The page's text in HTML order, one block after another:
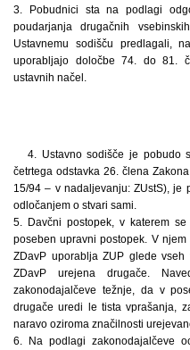
3. Pobudnici sta na podlagi
poudarjanja drugačnih
Ustavnemu sodišču predlagali,
uporabljajo določbe 74. do 81.
ustavnih načel.
4. Ustavno sodišče je pobudo
četrtega odstavka 26. člena
15/94 – v nadaljevanju: ZUstS), je
odločanjem o stvari sami.
5. Davčni postopek, v katerem
poseben upravni postopek. V
ZDavP uporablja ZUP glede
ZDavP urejena drugače.
zakonodajalčeve težnje, da v
drugače uredi le tista vprašanja,
naravo oziroma značilnosti
6. Na podlagi zakonodajalčeve